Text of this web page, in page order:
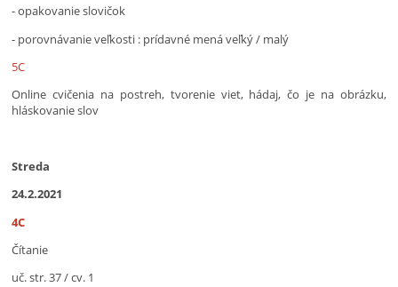
- opakovanie slovičok
- porovnávanie veľkosti : prídavné mená veľký / malý
5C
Online cvičenia na postreh, tvorenie viet, hádaj, čo je na obrázku,
hláskovanie slov
Streda
24.2.2021
4C
Čítanie
uč. str. 37 / cv. 1